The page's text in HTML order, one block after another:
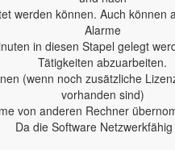
werden können. Auch können
Alarme
in diesen Stapel gelegt
Tätigkeiten abzuarbeiten.
(wenn noch zusätzliche
vorhanden sind)
von anderen Rechner
Da die Software Netzwerkfähig